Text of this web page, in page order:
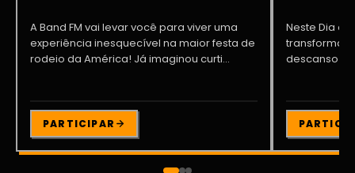
A Band FM vai levar você para viver uma
experiência inesquecível na maior festa de
rodeio da América! Já imaginou curti...
PARTICIPAR
Neste Dia
transformar
descanso